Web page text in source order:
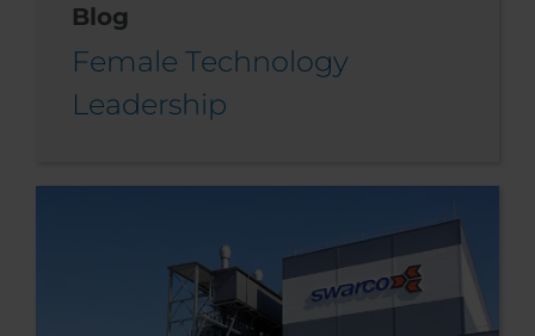
Blog
Female Technology
Leadership